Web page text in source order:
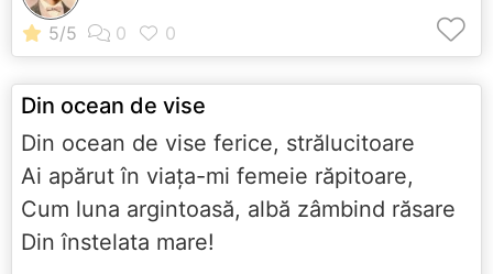
Din ocean de vise
Din ocean de vise ferice, strălucitoare
Ai apărut în viaţa-mi femeie răpitoare,
Cum luna argintoasă, albă zâmbind răsare
Din înstelata mare!